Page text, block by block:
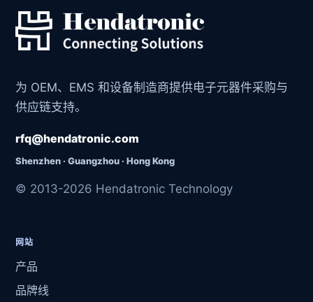
为 OEM、EMS 和设备制造商提供电子元器件采购与
供应链支持。
rfq@hendatronic.com
Shenzhen · Guangzhou · Hong Kong
© 2013-2026 Hendatronic Technology
网站
产品
品牌线